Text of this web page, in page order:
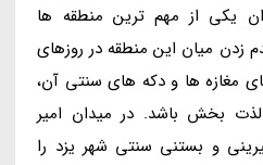
یکی از مهم ترین منطقه ها
زدن میان این منطقه در روزهای
مغازه ها و دکه های سنتی آن،
بخش باشد. در میدان امیر
و بستنی سنتی شهر یزد را